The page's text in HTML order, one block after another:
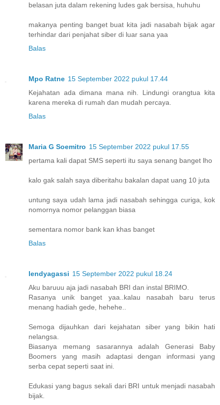
belasan juta dalam rekening ludes gak bersisa, huhuhu
makanya penting banget buat kita jadi nasabah bijak agar
terhindar dari penjahat siber di luar sana yaa
Balas
Mpo Ratne 15 September 2022 pukul 17.44
Kejahatan ada dimana mana nih. Lindungi orangtua kita
karena mereka di rumah dan mudah percaya.
Balas
Maria G Soemitro 15 September 2022 pukul 17.55
pertama kali dapat SMS seperti itu saya senang banget lho
kalo gak salah saya diberitahu bakalan dapat uang 10 juta
untung saya udah lama jadi nasabah sehingga curiga, kok
nomornya nomor pelanggan biasa
sementara nomor bank kan khas banget
Balas
lendyagassi 15 September 2022 pukul 18.24
Aku baruuu aja jadi nasabah BRI dan instal BRIMO.
Rasanya unik banget yaa..kalau nasabah baru terus
menang hadiah gede, hehehe..
Semoga dijauhkan dari kejahatan siber yang bikin hati
nelangsa.
Biasanya memang sasarannya adalah Generasi Baby
Boomers yang masih adaptasi dengan informasi yang
serba cepat seperti saat ini.
Edukasi yang bagus sekali dari BRI untuk menjadi nasabah
bijak.